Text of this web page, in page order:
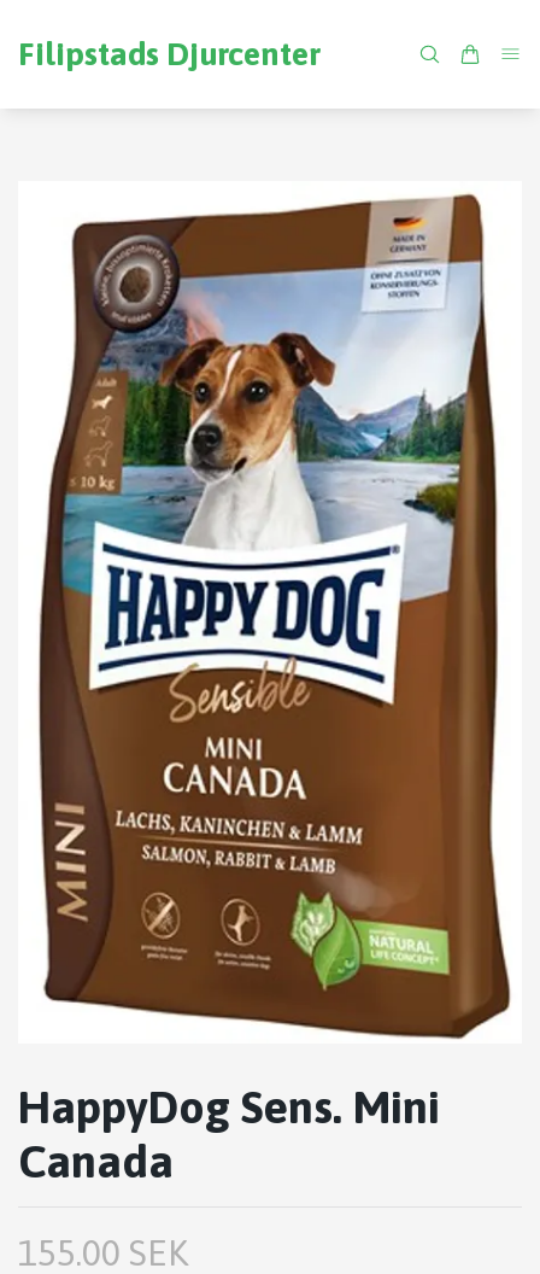
Filipstads Djurcenter
HappyDog Sens. Mini
Canada
155.00 SEK